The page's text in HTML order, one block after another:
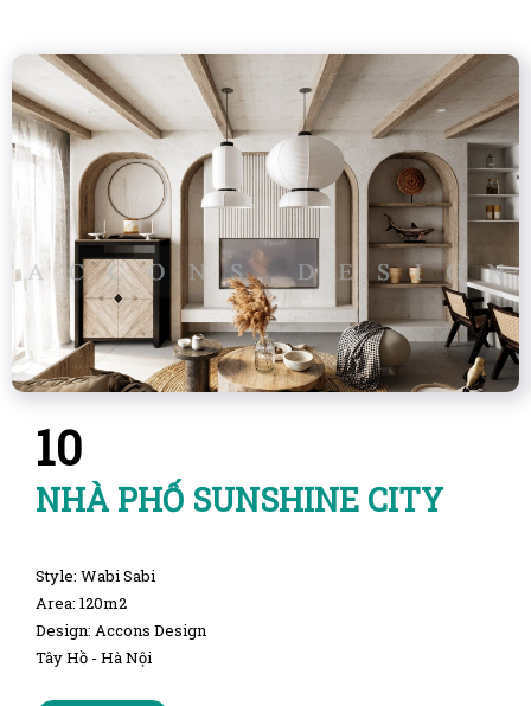
10
NHÀ PHỐ SUNSHINE CITY
Style: Wabi Sabi
Area: 120m2
Design: Accons Design
Tây Hồ - Hà Nội